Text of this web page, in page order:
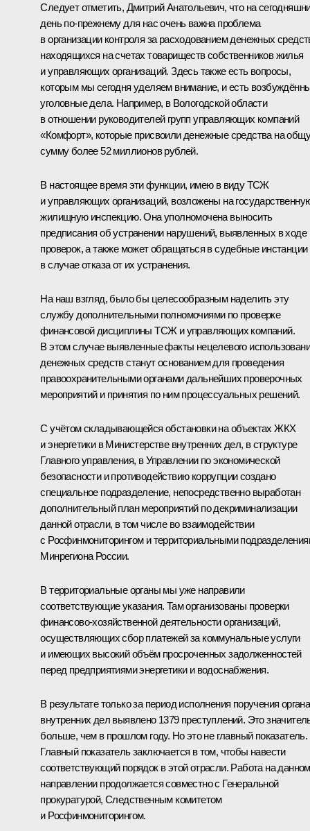
Следует отметить, Дмитрий Анатольевич, что на
день по‑прежнему для нас очень важна проблема
в организации контроля за расходованием денежных
находящихся на счетах товариществ собственников жилья
и управляющих организаций. Здесь также есть вопросы,
которым мы сегодня уделяем внимание, и есть
уголовные дела. Например, в Вологодской области
в отношении руководителей групп управляющих компаний
«Комфорт», которые присвоили денежные средства на
сумму более 52 миллионов рублей.
В настоящее время эти функции, имею в виду ТСЖ
и управляющих организаций, возложены на
жилищную инспекцию. Она уполномочена выносить
предписания об устранении нарушений, выявленных в ходе
проверок, а также может обращаться в судебные инстанции
в случае отказа от их устранения.
На наш взгляд, было бы целесообразным наделить эту
службу дополнительными полномочиями по проверке
финансовой дисциплины ТСЖ и управляющих компаний.
В этом случае выявленные факты нецелевого
денежных средств станут основанием для проведения
правоохранительными органами дальнейших проверочных
мероприятий и принятия по ним процессуальных решений.
С учётом складывающейся обстановки на объектах ЖКХ
и энергетики в Министерстве внутренних дел, в структуре
Главного управления, в Управлении по экономической
безопасности и противодействию коррупции создано
специальное подразделение, непосредственно выработан
дополнительный план мероприятий по декриминализации
данной отрасли, в том числе во взаимодействии
с Росфинмониторингом и территориальными
Минрегиона России.
В территориальные органы мы уже направили
соответствующие указания. Там организованы проверки
финансово-хозяйственной деятельности организаций,
осуществляющих сбор платежей за коммунальные услуги
и имеющих высокий объём просроченных задолженностей
перед предприятиями энергетики и водоснабжения.
В результате только за период исполнения поручения
внутренних дел выявлено 1379 преступлений. Это
больше, чем в прошлом году. Но это не главный показатель.
Главный показатель заключается в том, чтобы навести
соответствующий порядок в этой отрасли. Работа на данном
направлении продолжается совместно с Генеральной
прокуратурой, Следственным комитетом
и Росфинмониторингом.